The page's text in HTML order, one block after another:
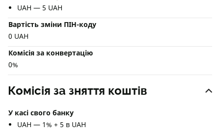
UAH — 5 UAH
Вартість зміни ПІН-коду
0 UAH
Комісія за конвертацію
0%
Комісія за зняття коштів
У касі свого банку
UAH — 1% + 5 в UAH